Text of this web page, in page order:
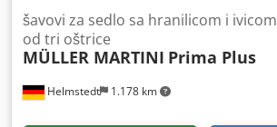
Helmstedt 1.178 km
šavovi za sedlo sa hranilicom i ivicom
od tri oštrice
MÜLLER MARTINI Prima Plus